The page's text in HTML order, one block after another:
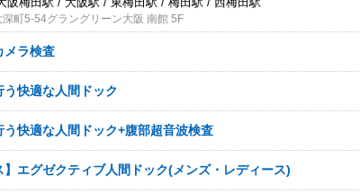
深町5-54グラングリーン大阪 南館 5F
メラ検査
う快適な人間ドック
う快適な人間ドック+腹部超音波検査
】エグゼクティブ人間ドック(メンズ・レディース)